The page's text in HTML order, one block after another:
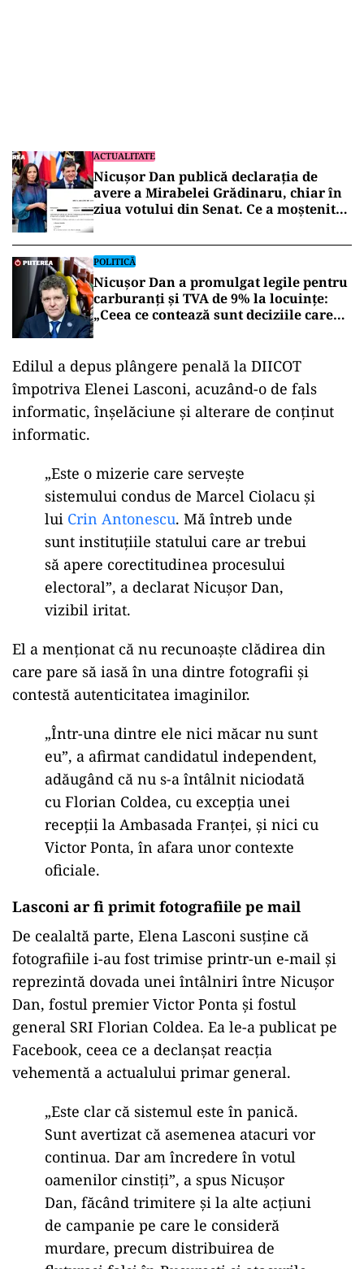
ACTUALITATE
Nicușor Dan publică declarația de
avere a Mirabelei Grădinaru, chiar în
ziua votului din Senat. Ce a moștenit
POLITICĂ
Nicușor Dan a promulgat legile pentru
carburanți și TVA de 9% la locuințe:
„Ceea ce contează sunt deciziile care
Edilul a depus plângere penală la DIICOT
împotriva Elenei Lasconi, acuzând-o de fals
informatic, înșelăciune și alterare de conținut
informatic.
„Este o mizerie care servește
sistemului condus de Marcel Ciolacu și
lui Crin Antonescu. Mă întreb unde
sunt instituțiile statului care ar trebui
să apere corectitudinea procesului
electoral”, a declarat Nicușor Dan,
vizibil iritat.
El a menționat că nu recunoaște clădirea din
care pare să iasă în una dintre fotografii și
contestă autenticitatea imaginilor.
„Într-una dintre ele nici măcar nu sunt
eu”, a afirmat candidatul independent,
adăugând că nu s-a întâlnit niciodată
cu Florian Coldea, cu excepția unei
recepții la Ambasada Franței, și nici cu
Victor Ponta, în afara unor contexte
oficiale.
Lasconi ar fi primit fotografiile pe mail
De cealaltă parte, Elena Lasconi susține că
fotografiile i-au fost trimise printr-un e-mail și
reprezintă dovada unei întâlniri între Nicușor
Dan, fostul premier Victor Ponta și fostul
general SRI Florian Coldea. Ea le-a publicat pe
Facebook, ceea ce a declanșat reacția
vehementă a actualului primar general.
„Este clar că sistemul este în panică.
Sunt avertizat că asemenea atacuri vor
continua. Dar am încredere în votul
oamenilor cinstiți”, a spus Nicușor
Dan, făcând trimitere și la alte acțiuni
de campanie pe care le consideră
murdare, precum distribuirea de